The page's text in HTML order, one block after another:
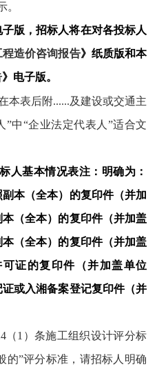
。
版，招标人将在对各投标人
程造价咨询报告》 纸质版和本
》 电子版。
本表后附......及建设或交通主
中“企业法定代表人”适合文
标人基本情况表注：明确为：
本（全本）的复印件（并加
（全本）的复印件（并加盖
（全本）的复印件（并加盖
证的复印件（并加盖单位
或入湘备案登记复印件（并
（1 ）条施工组织设计评分标
的”评分标准，请招标人明确